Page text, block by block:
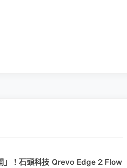
」！石頭科技 Qrevo Edge 2 Flow